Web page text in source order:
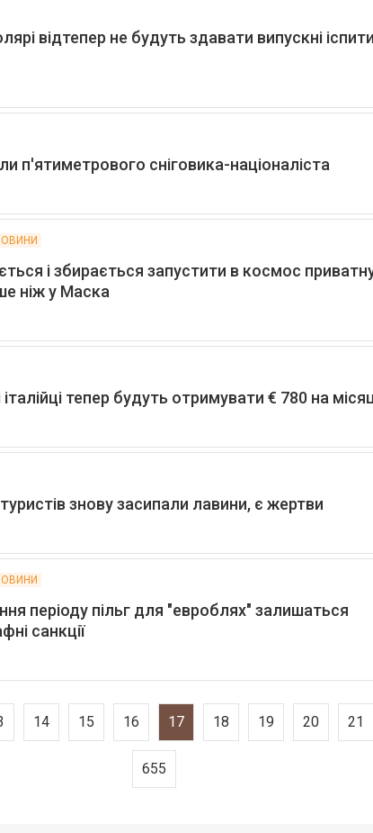
відтепер не будуть здавати випускні
п'ятиметрового сніговика-націоналіста
і збирається запустити в космос
ніж у Маска
тепер будуть отримувати € 780 на
знову засипали лавини, є жертви
періоду пільг для "евроблях" залишаться
санкції
14 15 16 17 18 19 20 21
655